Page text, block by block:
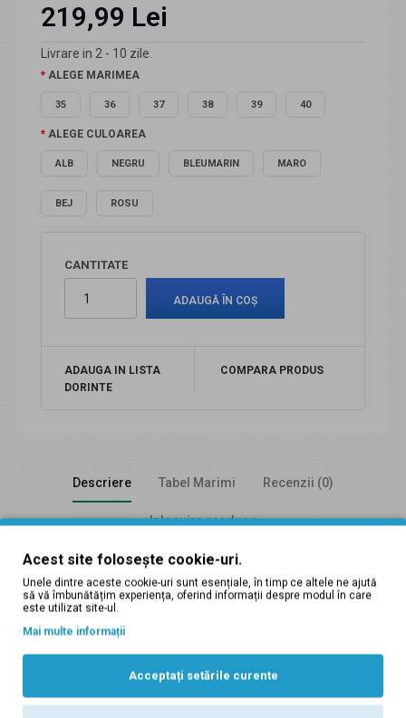
Acest site folosește cookie-uri.
Unele dintre aceste cookie-uri sunt esențiale, în timp ce altele ne ajută
să vă îmbunătățim experiența, oferind informații despre modul în care
este utilizat site-ul.
Mai multe informații
Acceptați setările curente
219,99 Lei
Livrare in 2 - 10 zile.
ALEGE MARIMEA
35 36 37 38 39 40
ALEGE CULOAREA
ALB NEGRU BLEUMARIN MARO
BEJ ROSU
CANTITATE
ADAUGA IN LISTA
DORINTE
COMPARA PRODUS
Descriere Tabel Marimi Recenzii (0)
Inlocuire produse
Sandale dama din piele naturala lacuita - S16ALBLAC
Sandale dama din piele naturala LACUITA
Sandale lucrate din piele naturala, atat in interior cat si
exterior.
Masuri disponibile: 35, 36, 37, 38, 39, 40(calapoade
romanesti).